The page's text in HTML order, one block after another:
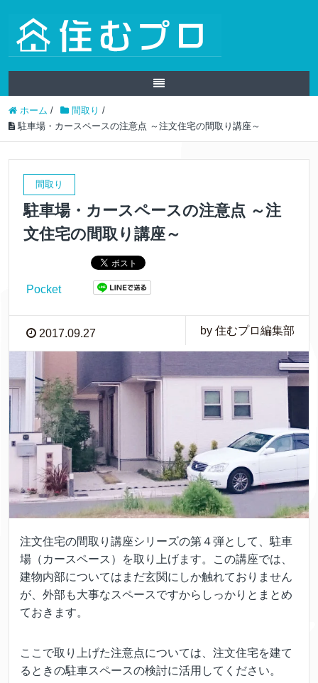
ホーム / 間取り /
駐車場・カースペースの注意点 ～注文住宅の間取り講座～
間取り
駐車場・カースペースの注意点 ～注
文住宅の間取り講座～
Pocket
2017.09.27 by 住むプロ編集部
注文住宅の間取り講座シリーズの第４弾として、駐車
場（カースペース）を取り上げます。この講座では、
建物内部についてはまだ玄関にしか触れておりません
が、外部も大事なスペースですからしっかりとまとめ
ておきます。
ここで取り上げた注意点については、注文住宅を建て
るときの駐車スペースの検討に活用してください。